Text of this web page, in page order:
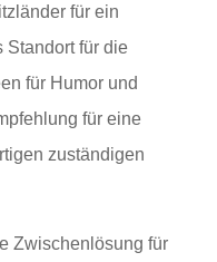
für ein
Standort für die
für Humor und
für eine
zuständigen
Zwischenlösung für